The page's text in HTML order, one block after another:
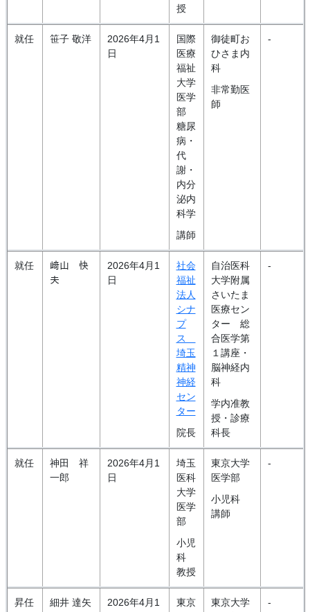
授
就任 笹子 敬洋
2026年4月1
日
国際
医療
福祉
大学
医学
部
糖尿
病・
代
謝・
内分
泌内
科学
講師
御徒町お
ひさま内
科
非常勤医
師
-
就任
﨑山 快
夫
2026年4月1
日
社会
福祉
法人
シナ
プ
ス
埼玉
精神
神経
セン
ター
院長
自治医科
大学附属
さいたま
医療セン
ター 総
合医学第
１講座・
脳神経内
科
学内准教
授・診療
科長
-
就任
神田 祥
一郎
2026年4月1
日
埼玉
医科
大学
医学
部
小児
科
教授
東京大学
医学部
小児科
講師
-
昇任 細井 達矢
2026年4月1
東京
東京大学
-